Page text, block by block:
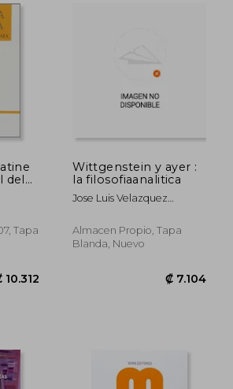
₡ 16.812
del
Tapa
Wittgenstein y ayer :
la filosofiaanalitica
Jose Luis Velazquez
Almacen Propio, Tapa
Blanda, Nuevo